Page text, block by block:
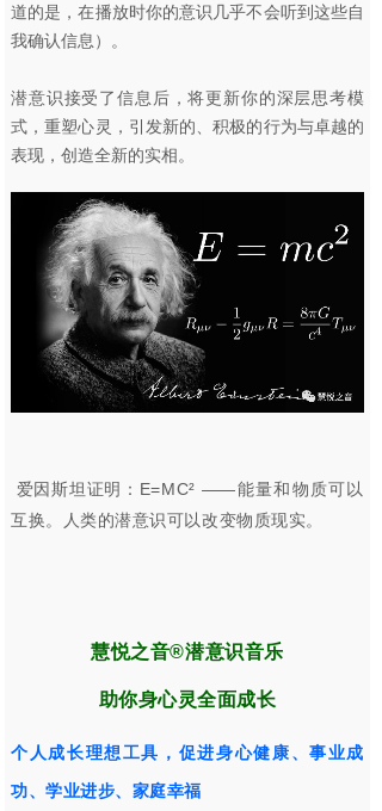
道的是，在播放时你的意识几乎不会听到这些自
我确认信息）。
潜意识接受了信息后，将更新你的深层思考模
式，重塑心灵，引发新的、积极的行为与卓越的
表现，创造全新的实相。
爱因斯坦证明： E=MC² ——能量和物质可以
互换。人类的潜意识可以改变物质现实。
慧悦之音®潜意识音乐
助你身心灵全面成长
个人成长理想工具，促进身心健康、事业成
功、学业进步、家庭幸福